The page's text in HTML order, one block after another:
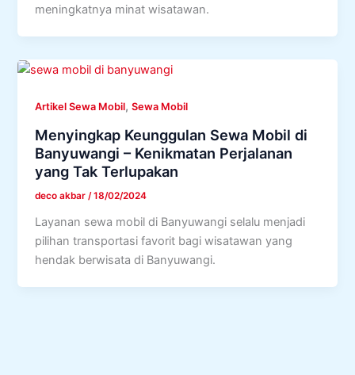
meningkatnya minat wisatawan.
Artikel Sewa Mobil,Sewa Mobil
Menyingkap Keunggulan Sewa Mobil di
Banyuwangi – Kenikmatan Perjalanan
yang Tak Terlupakan
deco akbar /18/02/2024
Layanan sewa mobil di Banyuwangi selalu menjadi
pilihan transportasi favorit bagi wisatawan yang
hendak berwisata di Banyuwangi.